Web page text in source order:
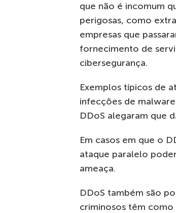
que não é incomum
perigosas, como
empresas que
fornecimento de
cibersegurança.
Exemplos típicos de
infecções de
DDoS alegaram que
Em casos em que o
ataque paralelo
ameaça.
DDoS também são
criminosos têm como